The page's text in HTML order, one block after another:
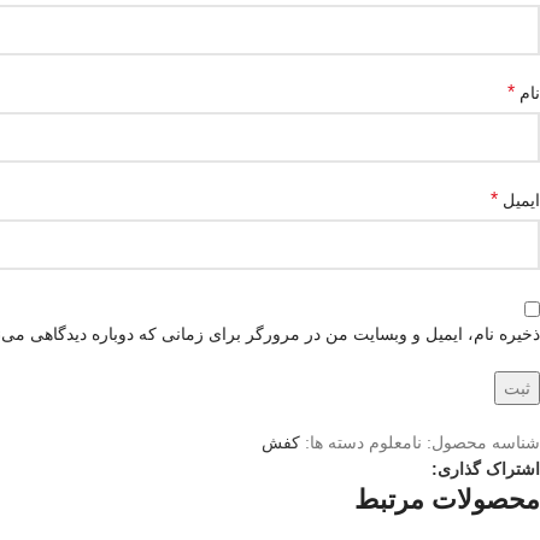
نام *
ایمیل *
ذخیره نام، ایمیل و وبسایت من در مرورگر برای زمانی که دوباره دیدگاهی
شناسه محصول: نامعلوم دسته ها: کفش
اشتراک گذاری:
محصولات مرتبط